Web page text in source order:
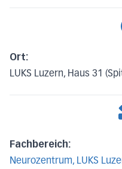
Ort:
LUKS Luzern, Haus 31
Fachbereich:
Neurozentrum, LUKS